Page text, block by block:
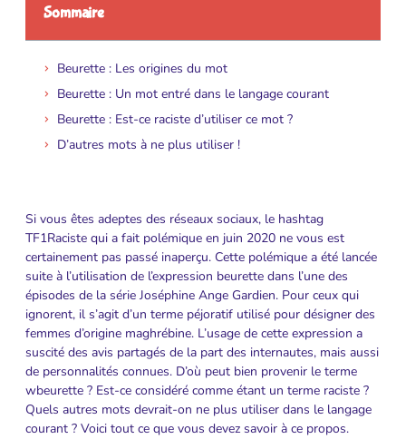
Sommaire
Beurette : Les origines du mot
Beurette : Un mot entré dans le langage courant
Beurette : Est-ce raciste d’utiliser ce mot ?
D’autres mots à ne plus utiliser !
Si vous êtes adeptes des réseaux sociaux, le hashtag
TF1Raciste qui a fait polémique en juin 2020 ne vous est
certainement pas passé inaperçu. Cette polémique a été lancée
suite à l’utilisation de l’expression beurette dans l’une des
épisodes de la série Joséphine Ange Gardien. Pour ceux qui
ignorent, il s’agit d’un terme péjoratif utilisé pour désigner des
femmes d’origine maghrébine. L’usage de cette expression a
suscité des avis partagés de la part des internautes, mais aussi
de personnalités connues. D’où peut bien provenir le terme
wbeurette ? Est-ce considéré comme étant un terme raciste ?
Quels autres mots devrait-on ne plus utiliser dans le langage
courant ? Voici tout ce que vous devez savoir à ce propos.